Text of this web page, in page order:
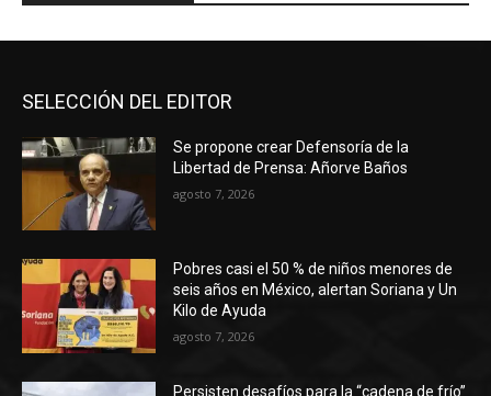
SELECCIÓN DEL EDITOR
Se propone crear Defensoría de la
Libertad de Prensa: Añorve Baños
agosto 7, 2026
Pobres casi el 50 % de niños menores de
seis años en México, alertan Soriana y Un
Kilo de Ayuda
agosto 7, 2026
Persisten desafíos para la “cadena de frío”